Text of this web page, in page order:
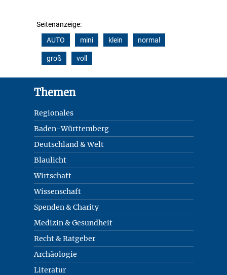
Seitenanzeige:
AUTO
mini klein normal
groß voll
Themen
Regionales
Baden-Württemberg
Deutschland & Welt
Blaulicht
Wirtschaft
Wissenschaft
Spenden & Charity
Medizin & Gesundheit
Recht & Ratgeber
Archäologie
Literatur